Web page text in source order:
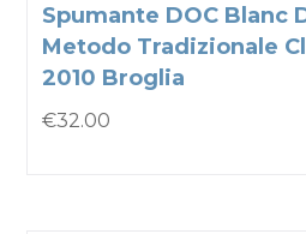
Spumante DOC Blanc
Metodo Tradizionale
2010 Broglia
€32.00